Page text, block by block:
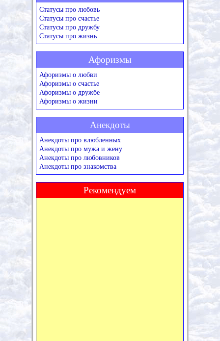
Статусы про любовь
Статусы про счастье
Статусы про дружбу
Статусы про жизнь
Афоризмы
Афоризмы о любви
Афоризмы о счастье
Афоризмы о дружбе
Афоризмы о жизни
Анекдоты
Анекдоты про влюбленных
Анекдоты про мужа и жену
Анекдоты про любовников
Анекдоты про знакомства
Рекомендуем